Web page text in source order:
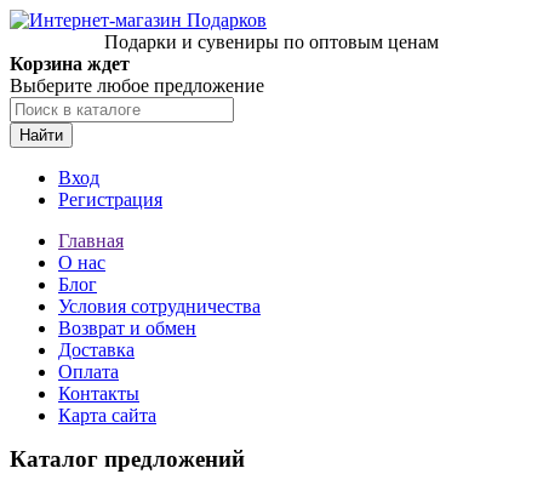
Подарки и сувениры по оптовым ценам
Корзина ждет
Выберите любое предложение
Найти
Вход
Регистрация
Главная
О нас
Блог
Условия сотрудничества
Возврат и обмен
Доставка
Оплата
Контакты
Карта сайта
Каталог предложений